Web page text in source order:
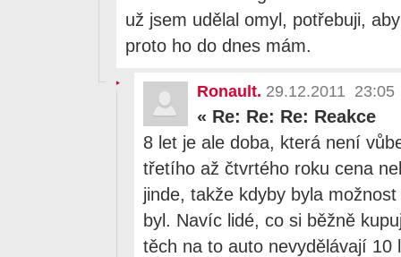
už jsem udělal omyl, potřebuji,
proto ho do dnes mám.
Ronault. 29.12.2011 23:05
« Re: Re: Re: Reakce
8 let je ale doba, která není
třetího až čtvrtého roku cena
jinde, takže kdyby byla
byl. Navíc lidé, co si běžně
těch na to auto nevydělávají 10